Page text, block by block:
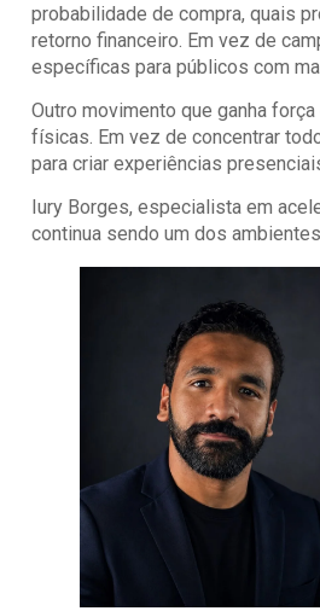
probabilidade de compra, quais
retorno financeiro. Em vez de
específicas para públicos com
Outro movimento que ganha
físicas. Em vez de concentrar
para criar experiências
Iury Borges, especialista em
continua sendo um dos